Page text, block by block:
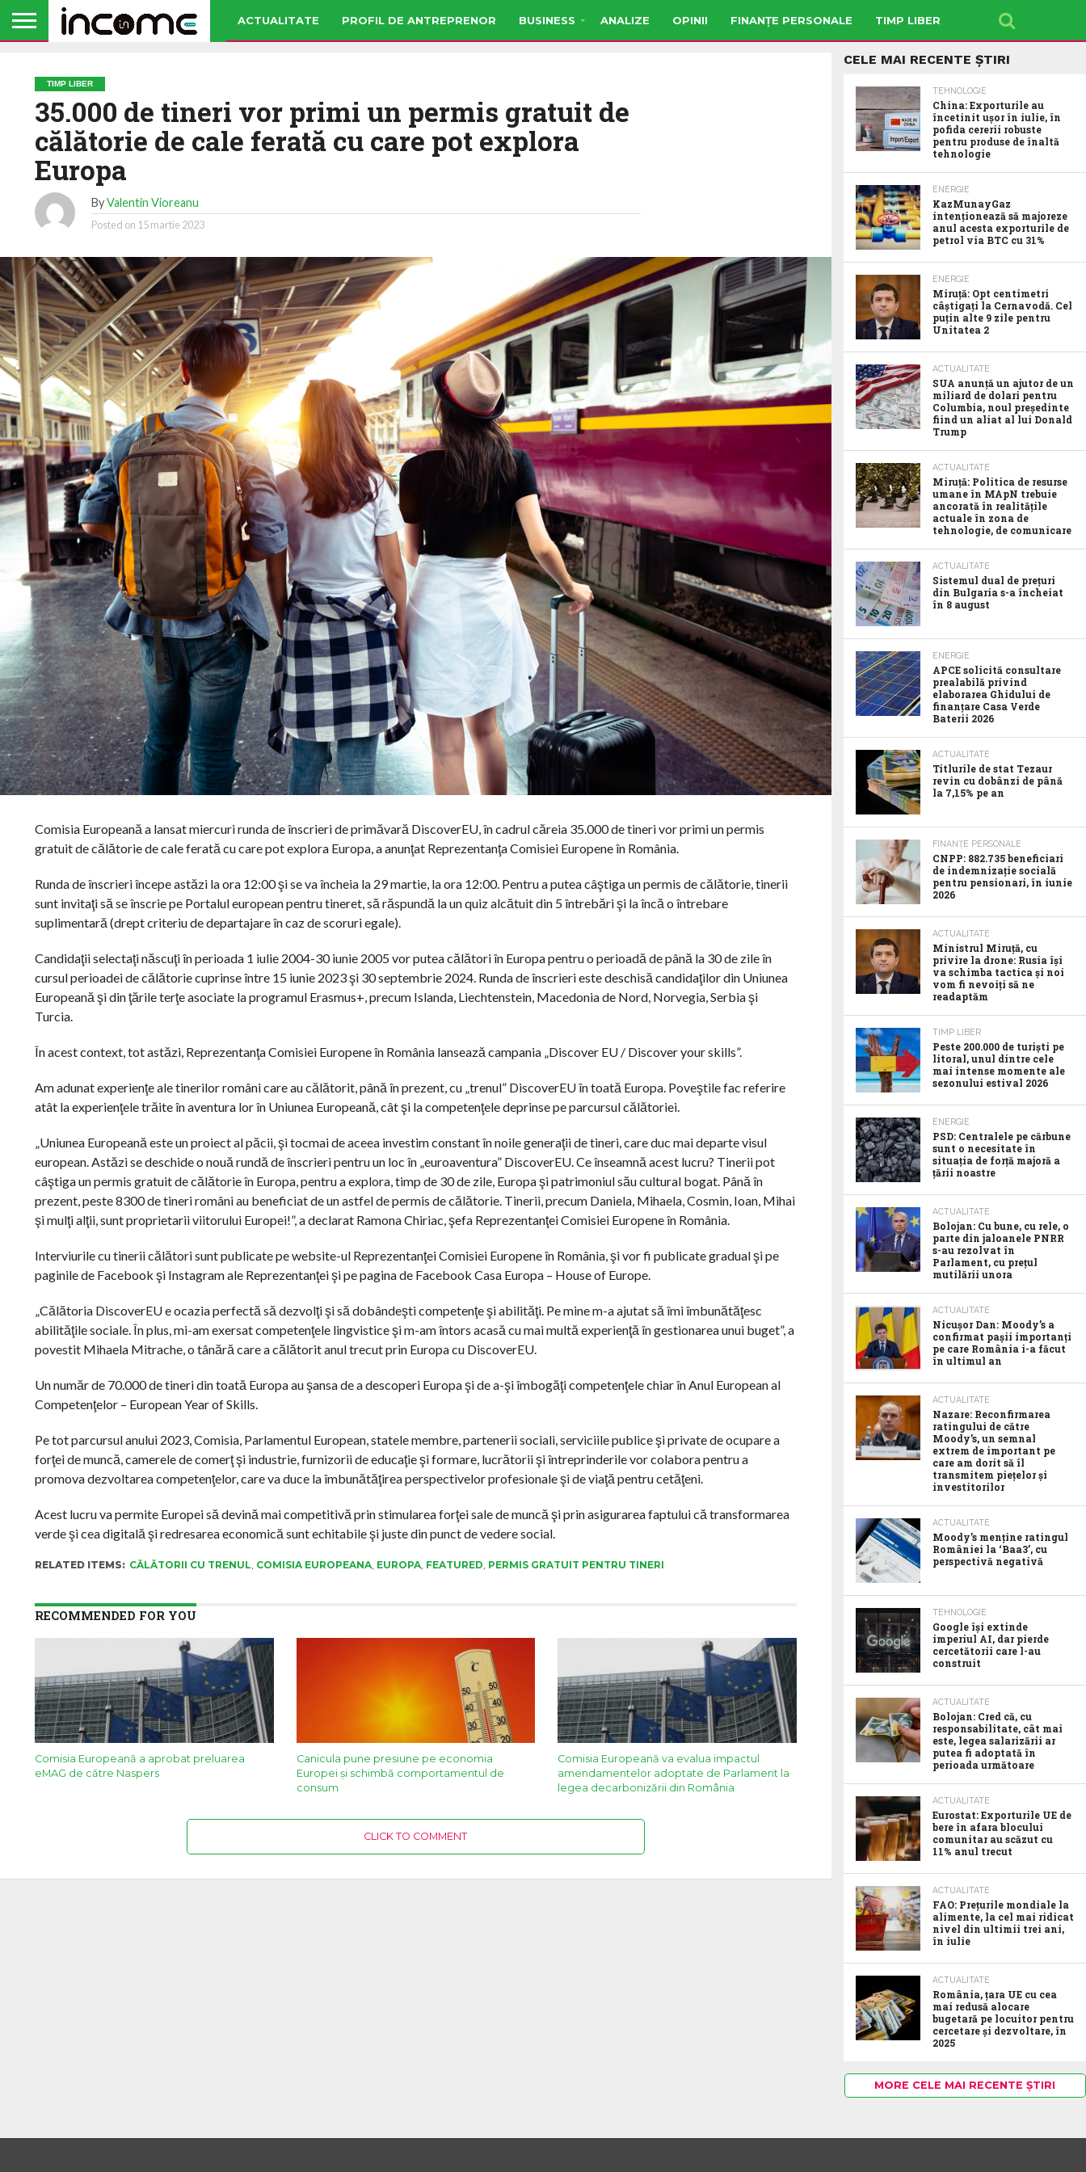
ACTUALITATE PROFIL DE ANTREPRENOR BUSINESS ANALIZE OPINII FINANȚE PERSONALE TIMP LIBER
TIMP LIBER
35.000 de tineri vor primi un permis gratuit de
călătorie de cale ferată cu care pot explora
Europa
ByValentin Vioreanu
Posted on 15 martie 2023
Comisia Europeană a lansat miercuri runda de înscrieri de primăvară DiscoverEU, în cadrul căreia 35.000 de tineri vor primi un permis
gratuit de călătorie de cale ferată cu care pot explora Europa, a anunţat Reprezentanţa Comisiei Europene în România.
Runda de înscrieri începe astăzi la ora 12:00 şi se va încheia la 29 martie, la ora 12:00. Pentru a putea câştiga un permis de călătorie, tinerii
sunt invitaţi să se înscrie pe Portalul european pentru tineret, să răspundă la un quiz alcătuit din 5 întrebări şi la încă o întrebare
suplimentară (drept criteriu de departajare în caz de scoruri egale).
Candidaţii selectaţi născuţi în perioada 1 iulie 2004-30 iunie 2005 vor putea călători în Europa pentru o perioadă de până la 30 de zile în
cursul perioadei de călătorie cuprinse între 15 iunie 2023 şi 30 septembrie 2024. Runda de înscrieri este deschisă candidaţilor din Uniunea
Europeană şi din ţările terţe asociate la programul Erasmus+, precum Islanda, Liechtenstein, Macedonia de Nord, Norvegia, Serbia şi
Turcia.
În acest context, tot astăzi, Reprezentanţa Comisiei Europene în România lansează campania „Discover EU / Discover your skills”.
Am adunat experienţe ale tinerilor români care au călătorit, până în prezent, cu „trenul” DiscoverEU în toată Europa. Poveştile fac referire
atât la experienţele trăite în aventura lor în Uniunea Europeană, cât şi la competenţele deprinse pe parcursul călătoriei.
„Uniunea Europeană este un proiect al păcii, şi tocmai de aceea investim constant în noile generaţii de tineri, care duc mai departe visul
european. Astăzi se deschide o nouă rundă de înscrieri pentru un loc în „euroaventura” DiscoverEU. Ce înseamnă acest lucru? Tinerii pot
câştiga un permis gratuit de călătorie în Europa, pentru a explora, timp de 30 de zile, Europa şi patrimoniul său cultural bogat. Până în
prezent, peste 8300 de tineri români au beneficiat de un astfel de permis de călătorie. Tinerii, precum Daniela, Mihaela, Cosmin, Ioan, Mihai
şi mulţi alţii, sunt proprietarii viitorului Europei!”, a declarat Ramona Chiriac, şefa Reprezentanţei Comisiei Europene în România.
Interviurile cu tinerii călători sunt publicate pe website-ul Reprezentanţei Comisiei Europene în România, şi vor fi publicate gradual şi pe
paginile de Facebook şi Instagram ale Reprezentanţei şi pe pagina de Facebook Casa Europa – House of Europe.
„Călătoria DiscoverEU e ocazia perfectă să dezvolţi şi să dobândeşti competenţe şi abilităţi. Pe mine m-a ajutat să îmi îmbunătăţesc
abilităţile sociale. În plus, mi-am exersat competenţele lingvistice şi m-am întors acasă cu mai multă experienţă în gestionarea unui buget”, a
povestit Mihaela Mitrache, o tânără care a călătorit anul trecut prin Europa cu DiscoverEU.
Un număr de 70.000 de tineri din toată Europa au şansa de a descoperi Europa şi de a-şi îmbogăţi competenţele chiar în Anul European al
Competenţelor – European Year of Skills.
Pe tot parcursul anului 2023, Comisia, Parlamentul European, statele membre, partenerii sociali, serviciile publice şi private de ocupare a
forţei de muncă, camerele de comerţ şi industrie, furnizorii de educaţie şi formare, lucrătorii şi întreprinderile vor colabora pentru a
promova dezvoltarea competenţelor, care va duce la îmbunătăţirea perspectivelor profesionale şi de viaţă pentru cetăţeni.
Acest lucru va permite Europei să devină mai competitivă prin stimularea forţei sale de muncă şi prin asigurarea faptului că transformarea
verde şi cea digitală şi redresarea economică sunt echitabile şi juste din punct de vedere social.
RELATED ITEMS: CĂLĂTORII CU TRENUL COMISIA EUROPEANA, EUROPA, FEATURED PERMIS GRATUIT PENTRU TINERI
RECOMMENDED FOR YOU
Comisia Europeană a aprobat preluarea
eMAG de către Naspers
Canicula pune presiune pe economia
Europei și schimbă comportamentul de
consum
Comisia Europeană va evalua impactul
amendamentelor adoptate de Parlament la
legea decarbonizării din România
CLICK TO COMMENT
CELE MAI RECENTE ȘTIRI
TEHNOLOGIE
China: Exporturile au
încetinit ușor în iulie, în
pofida cererii robuste
pentru produse de înaltă
tehnologie
ENERGIE
KazMunayGaz
intenționează să majoreze
anul acesta exporturile de
petrol via BTC cu 31%
ENERGIE
Miruță: Opt centimetri
câștigați la Cernavodă. Cel
puțin alte 9 zile pentru
Unitatea 2
ACTUALITATE
SUA anunţă un ajutor de un
miliard de dolari pentru
Columbia, noul preşedinte
fiind un aliat al lui Donald
Trump
ACTUALITATE
Miruță: Politica de resurse
umane în MApN trebuie
ancorată în realitățile
actuale în zona de
tehnologie, de comunicare
ACTUALITATE
Sistemul dual de prețuri
din Bulgaria s-a încheiat
în 8 august
ENERGIE
APCE solicită consultare
prealabilă privind
elaborarea Ghidului de
finanțare Casa Verde
Baterii 2026
ACTUALITATE
Titlurile de stat Tezaur
revin cu dobânzi de până
la 7,15% pe an
FINANȚE PERSONALE
CNPP: 882.735 beneficiari
de indemnizație socială
pentru pensionari, în iunie
2026
ACTUALITATE
Ministrul Miruță, cu
privire la drone: Rusia își
va schimba tactica și noi
vom fi nevoiți să ne
readaptăm
TIMP LIBER
Peste 200.000 de turiști pe
litoral, unul dintre cele
mai intense momente ale
sezonului estival 2026
ENERGIE
PSD: Centralele pe cărbune
sunt o necesitate în
situația de forță majoră a
țării noastre
ACTUALITATE
Bolojan: Cu bune, cu rele, o
parte din jaloanele PNRR
s-au rezolvat în
Parlament, cu prețul
mutilării unora
ACTUALITATE
Nicușor Dan: Moody’s a
confirmat pașii importanți
pe care România i-a făcut
în ultimul an
ACTUALITATE
Nazare: Reconfirmarea
ratingului de către
Moody’s, un semnal
extrem de important pe
care am dorit să îl
transmitem piețelor și
investitorilor
ACTUALITATE
Moody’s menține ratingul
României la ‘Baa3’, cu
perspectivă negativă
TEHNOLOGIE
Google îşi extinde
imperiul AI, dar pierde
cercetătorii care l-au
construit
ACTUALITATE
Bolojan: Cred că, cu
responsabilitate, cât mai
este, legea salarizării ar
putea fi adoptată în
perioada următoare
ACTUALITATE
Eurostat: Exporturile UE de
bere în afara blocului
comunitar au scăzut cu
11% anul trecut
ACTUALITATE
FAO: Prețurile mondiale la
alimente, la cel mai ridicat
nivel din ultimii trei ani,
în iulie
ACTUALITATE
România, țara UE cu cea
mai redusă alocare
bugetară pe locuitor pentru
cercetare și dezvoltare, în
2025
MORE CELE MAI RECENTE ȘTIRI